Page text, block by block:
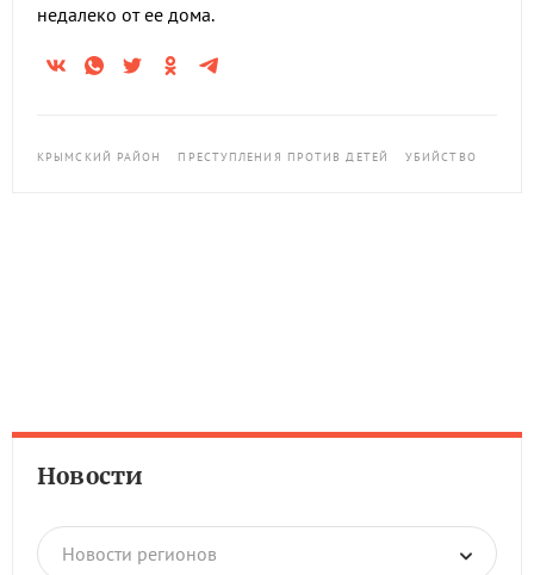
недалеко от ее дома.
КРЫМСКИЙ РАЙОН ПРЕСТУПЛЕНИЯ ПРОТИВ ДЕТЕЙ УБИЙСТВО
Новости
Новости регионов